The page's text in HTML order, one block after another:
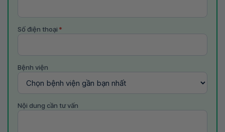
Số điện thoại *
Bệnh viện
Nội dung cần tư vấn